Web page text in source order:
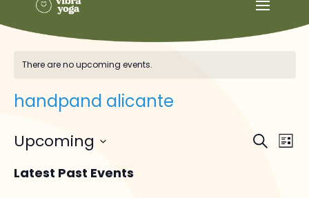
There are no upcoming events.
handpand alicante
Events
Search
List
Upcoming
date.
Latest Past Events